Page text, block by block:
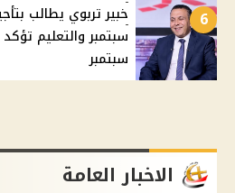
6
سبتمبر
الاخبار العامة